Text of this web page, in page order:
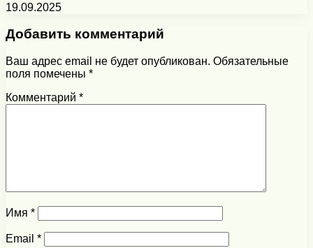
19.09.2025
Добавить комментарий
Ваш адрес email не будет опубликован. Обязательные
поля помечены *
Комментарий *
Имя *
Email *